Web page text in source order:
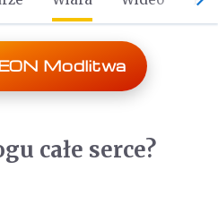
Modlitwa
całe serce?